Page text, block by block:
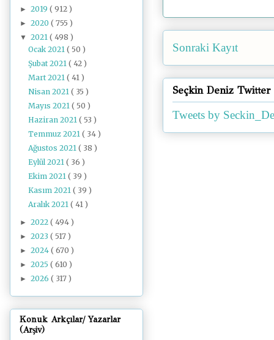
Sonraki Kayıt
Seçkin Deniz Twitter
Tweets by
► 2019 ( 912 )
► 2020 ( 755 )
▼ 2021 ( 498 )
Ocak 2021( 50 )
Şubat 2021( 42 )
Mart 2021( 41 )
Nisan 2021( 35 )
Mayıs 2021( 50 )
Haziran 2021( 53 )
Temmuz 2021( 34 )
Ağustos 2021( 38 )
Eylül 2021( 36 )
Ekim 2021( 39 )
Kasım 2021( 39 )
Aralık 2021( 41 )
► 2022 ( 494 )
► 2023 ( 517 )
► 2024 ( 670 )
► 2025 ( 610 )
► 2026 ( 317 )
Konuk Arkçılar/ Yazarlar
(Arşiv)